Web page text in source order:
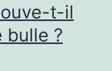
t-il
bulle ?